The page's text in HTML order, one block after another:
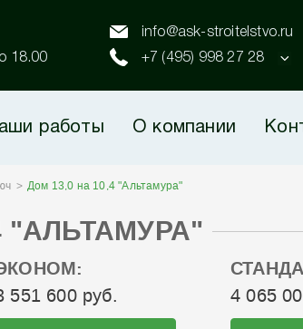
18.00
info@ask-stroitelstvo.ru
+7 (495) 998 27 28
работы О компании
Дом 13,0 на 10,4 "Альтамура"
"АЛЬТАМУРА"
551 600 руб. 4 065